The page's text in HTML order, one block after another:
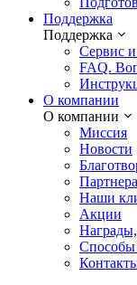
Поддержка
Поддержка
Сервис и
FAQ.
О компании
О компании
Миссия
Новости
Наши
Акции
Способы